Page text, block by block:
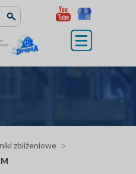
zbliżeniowe